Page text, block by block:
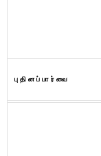
புதினப்பார்வை